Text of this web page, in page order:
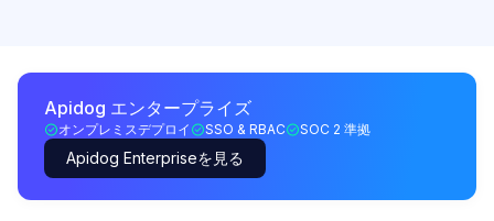
Apidog エンタープライズ
オンプレミスデプロイ SSO & RBAC SOC 2 準拠
Apidog Enterpriseを見る